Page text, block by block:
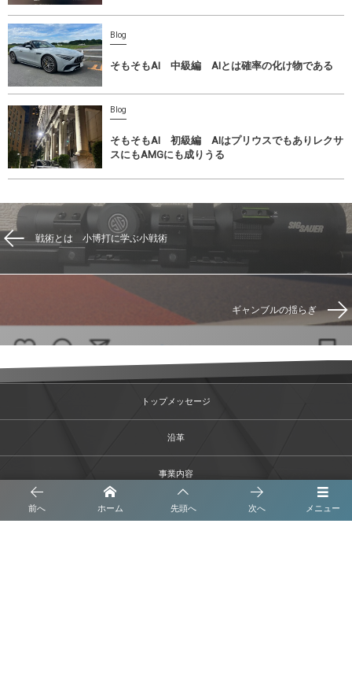
Blog
そもそもAI 中級編 AIとは確率の化け物である
Blog
そもそもAI 初級編 AIはプリウスでもありレクサ
スにもAMGにも成りうる
戦術とは 小博打に学ぶ小戦術
ギャンブルの揺らぎ
メニュー
前へ ホーム 先頭へ 次へ
トップメッセージ
沿革
事業内容
会社概要